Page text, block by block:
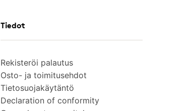
Tiedot
Rekisteröi palautus
Osto- ja toimitusehdot
Tietosuojakäytäntö
Declaration of conformity